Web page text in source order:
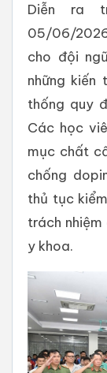
Diễn ra
05/06/
cho đội
những
thống quy
Các học
mục chất
chống
thủ tục
trách
y khoa.